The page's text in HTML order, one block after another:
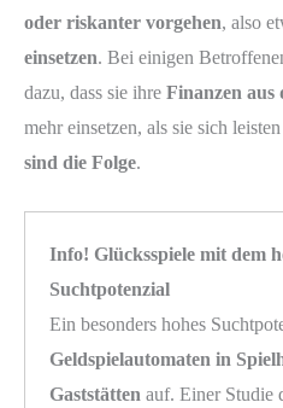
oder riskanter vorgehen, also
einsetzen. Bei einigen
dazu, dass sie ihre Finanzen aus
mehr einsetzen, als sie sich
sind die Folge.
Info! Glücksspiele mit dem
Suchtpotenzial
Ein besonders hohes
Geldspielautomaten in
Gaststätten auf. Einer Studie